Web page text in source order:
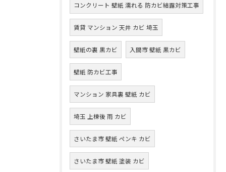
コンクリート 壁紙 濡れる 防カビ結露対策工事
賃貸 マンション 天井 カビ 埼玉
壁紙の裏 黒カビ 入間市 壁紙 黒カビ
壁紙 防カビ工事
マンション 家具裏 壁紙 カビ
埼玉 上棟後 雨 カビ
さいたま市 壁紙 ペンキ カビ
さいたま市 壁紙 塗装 カビ